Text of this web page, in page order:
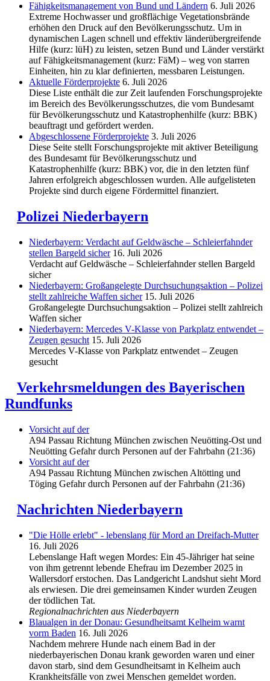
Fähigkeitsmanagement von Bund und Ländern 6. Juli 2026
Extreme Hochwasser und großflächige Vegetationsbrände
erhöhen den Druck auf den Bevölkerungsschutz. Um in
dynamischen Lagen schnell und effektiv länderübergreifende
Hilfe (kurz: lüH) zu leisten, setzen Bund und Länder verstärkt
auf Fähigkeitsmanagement (kurz: FäM) – weg von starren
Einheiten, hin zu klar definierten, messbaren Leistungen.
Aktuelle Förderprojekte 6. Juli 2026
Diese Liste enthält die zur Zeit laufenden Forschungsprojekte
im Bereich des Be­völkerungs­schutzes, die vom Bundesamt
für Bevölkerungsschutz und Katastrophenhilfe (kurz: BBK)
beauftragt und gefördert werden.
Abgeschlos­sene Förderprojekte 3. Juli 2026
Diese Seite stellt Forschungsprojekte mit aktiver Beteiligung
des Bundesamt für Bevölkerungsschutz und
Katastrophenhilfe (kurz: BBK) vor, die in den letzten fünf
Jahren erfolgreich abgeschlossen wurden. Alle aufgelisteten
Projekte sind durch eigene Fördermittel finanziert.
Polizei Niederbayern
Niederbayern: Verdacht auf Geldwäsche – Schleierfahnder
stellen Bargeld sicher 16. Juli 2026
Verdacht auf Geldwäsche – Schleierfahnder stellen Bargeld
sicher
Niederbayern: Großangelegte Durchsuchungsaktion – Polizei
stellt zahlreiche Waffen sicher 15. Juli 2026
Großangelegte Durchsuchungsaktion – Polizei stellt zahlreich
Waffen sicher
Niederbayern: Mercedes V-Klasse von Parkplatz entwendet –
Zeugen gesucht 15. Juli 2026
Mercedes V-Klasse von Parkplatz entwendet – Zeugen
gesucht
Verkehrsmeldungen des Bayerischen
Rundfunks
Vorsicht auf der
A94 Passau Richtung München zwischen Neuötting-Ost und
Neuötting Gefahr durch Personen auf der Fahrbahn (21:36)
Vorsicht auf der
A94 Passau Richtung München zwischen Altötting und
Töging Gefahr durch Personen auf der Fahrbahn (21:36)
Nachrichten Niederbayern
"Die Hölle erlebt" - lebenslang für Mord an Dreifach-Mutter
16. Juli 2026
Lebenslange Haft wegen Mordes: Ein 45-Jähriger hat seine
von ihm getrennt lebende Ehefrau im Dezember 2025 in
Wallersdorf erstochen. Das Landgericht Landshut sieht Mord
als erwiesen. Die drei gemeinsamen Kinder wurden Zeugen
der tödlichen Tat.
Regionalnachrichten aus Niederbayern
Blaualgen in der Donau: Gesundheitsamt Kelheim warnt
vorm Baden 16. Juli 2026
Nachdem mehrere Hunde nach einem Bad in der
niederbayerischen Donau krank geworden waren und einer
davon starb, sind dem Gesundheitsamt in Kelheim auch
Krankheitsfälle von zwei Menschen gemeldet worden.